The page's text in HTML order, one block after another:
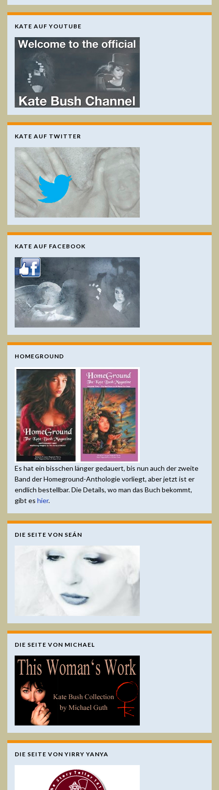
KATE AUF YOUTUBE
KATE AUF TWITTER
KATE AUF FACEBOOK
HOMEGROUND
Es hat ein bisschen länger gedauert, bis nun auch der zweite
Band der Homeground-Anthologie vorliegt, aber jetzt ist er
endlich bestellbar. Die Details, wo man das Buch bekommt,
gibt es hier.
DIE SEITE VON SEÁN
DIE SEITE VON MICHAEL
DIE SEITE VON YIRRY YANYA